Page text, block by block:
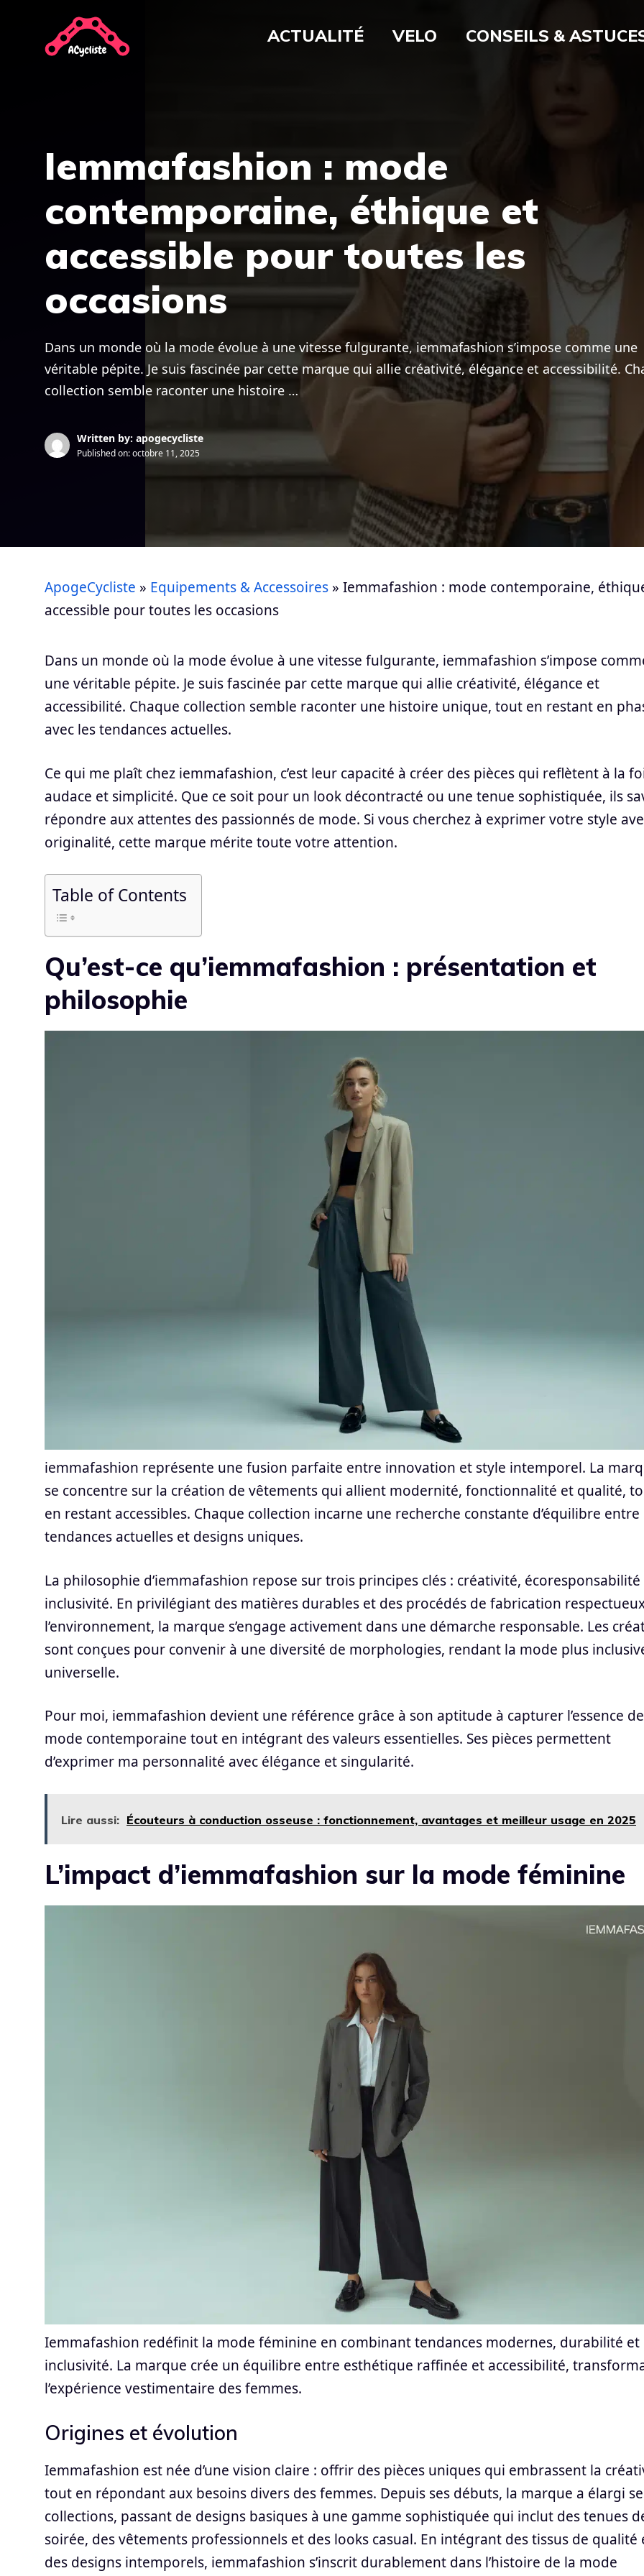
contenu
ACTUALITÉ VELO CONSEILS &
Iemmafashion : mode
contemporaine, éthique et
accessible pour toutes les
occasions
Dans un monde où la mode évolue à une vitesse fulgurante, iemmafashion s’impose comme une
véritable pépite. Je suis fascinée par cette marque qui allie créativité, élégance et accessibilité.
collection semble raconter une histoire …
Written by: apogecycliste
Published on:octobre 11, 2025
ApogeCycliste » Equipements & Accessoires » Iemmafashion : mode contemporaine,
accessible pour toutes les occasions
Dans un monde où la mode évolue à une vitesse fulgurante, iemmafashion s’impose
une véritable pépite. Je suis fascinée par cette marque qui allie créativité, élégance et
accessibilité. Chaque collection semble raconter une histoire unique, tout en restant en
avec les tendances actuelles.
Ce qui me plaît chez iemmafashion, c’est leur capacité à créer des pièces qui reflètent à la
audace et simplicité. Que ce soit pour un look décontracté ou une tenue sophistiquée, ils
répondre aux attentes des passionnés de mode. Si vous cherchez à exprimer votre style
originalité, cette marque mérite toute votre attention.
Table of Contents
Qu’est-ce qu’iemmafashion : présentation et
philosophie
iemmafashion représente une fusion parfaite entre innovation et style intemporel. La
se concentre sur la création de vêtements qui allient modernité, fonctionnalité et qualité,
en restant accessibles. Chaque collection incarne une recherche constante d’équilibre entre
tendances actuelles et designs uniques.
La philosophie d’iemmafashion repose sur trois principes clés : créativité,
inclusivité. En privilégiant des matières durables et des procédés de fabrication
l’environnement, la marque s’engage activement dans une démarche responsable. Les
sont conçues pour convenir à une diversité de morphologies, rendant la mode plus
universelle.
Pour moi, iemmafashion devient une référence grâce à son aptitude à capturer l’essence
mode contemporaine tout en intégrant des valeurs essentielles. Ses pièces permettent
d’exprimer ma personnalité avec élégance et singularité.
Lire aussi: Écouteurs à conduction osseuse : fonctionnement, avantages et meilleur usage en 2025
L’impact d’iemmafashion sur la mode féminine
Iemmafashion redéfinit la mode féminine en combinant tendances modernes, durabilité et
inclusivité. La marque crée un équilibre entre esthétique raffinée et accessibilité,
l’expérience vestimentaire des femmes.
Origines et évolution
Iemmafashion est née d’une vision claire : offrir des pièces uniques qui embrassent la
tout en répondant aux besoins divers des femmes. Depuis ses débuts, la marque a élargi
collections, passant de designs basiques à une gamme sophistiquée qui inclut des tenues
soirée, des vêtements professionnels et des looks casual. En intégrant des tissus de qualité
des designs intemporels, iemmafashion s’inscrit durablement dans l’histoire de la mode